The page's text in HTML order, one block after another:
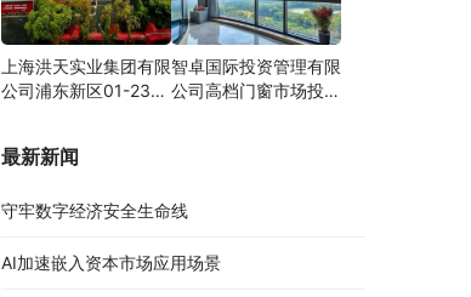
上海洪天实业集团有限
公司浦东新区01-23地
智卓国际投资管理有限
公司高档门窗市场投资
最新新闻
守牢数字经济安全生命线
AI加速嵌入资本市场应用场景